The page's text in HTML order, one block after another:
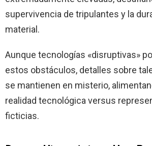
supervivencia de tripulantes y la
material.
Aunque tecnologías «disruptivas»
estos obstáculos, detalles sobre
se mantienen en misterio,
realidad tecnológica versus
ficticias.